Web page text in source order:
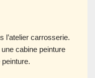
l’atelier carrosserie.
cabine peinture